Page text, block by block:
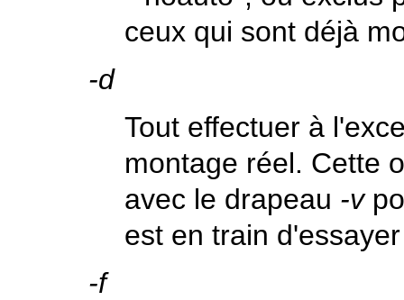
ceux qui sont déjà
-d
Tout effectuer à
montage réel. Cette
avec le drapeau -v
est en train
-f